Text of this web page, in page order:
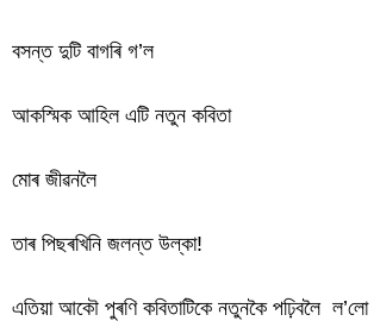
বসন্ত দুটি বাগৰি গ’ল
আকস্মিক আহিল এটি নতুন কবিতা
মোৰ জীৱনলৈ
তাৰ পিছৰখিনি জলন্ত উল্কা!
এতিয়া আকৌ পুৰণি কবিতাটিকে নতুনকৈ পঢ়িবলৈ